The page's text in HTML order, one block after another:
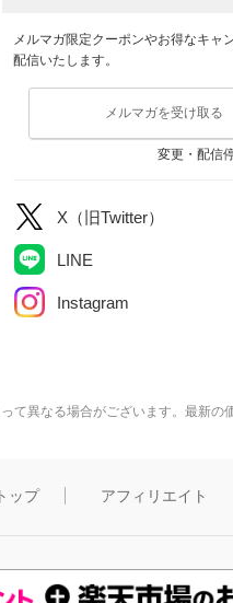
メルマガ限定クーポンやお得なキャ
配信いたします。
メルマガを受け取る
変更・配信
X（旧Twitter）
LINE
Instagram
異なる場合がございます。最新の
ップ アフィリエイト